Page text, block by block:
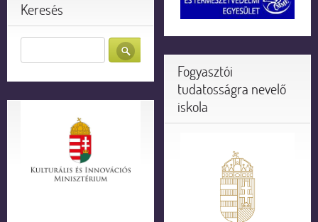
Keresés
Fogyasztói
tudatosságra nevelő
iskola